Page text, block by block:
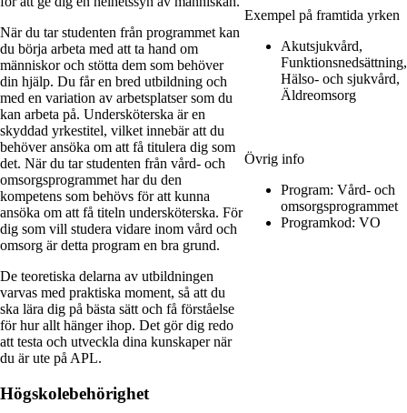
När du tar studenten från programmet kan
du börja arbeta med att ta hand om
människor och stötta dem som behöver
din hjälp. Du får en bred utbildning och
med en variation av arbetsplatser som du
kan arbeta på. Undersköterska är en
skyddad yrkestitel, vilket innebär att du
behöver ansöka om att få titulera dig som
det. När du tar studenten från vård- och
omsorgsprogrammet har du den
kompetens som behövs för att kunna
ansöka om att få titeln undersköterska. För
dig som vill studera vidare inom vård och
omsorg är detta program en bra grund.
De teoretiska delarna av utbildningen
varvas med praktiska moment, så att du
ska lära dig på bästa sätt och få förståelse
för hur allt hänger ihop. Det gör dig redo
att testa och utveckla dina kunskaper när
du är ute på APL.
Högskolebehörighet
Exempel på framtida yrken
Akutsjukvård,
Funktionsnedsättning,
Hälso- och sjukvård,
Äldreomsorg
Övrig info
Program: Vård- och
omsorgsprogrammet
Programkod: VO